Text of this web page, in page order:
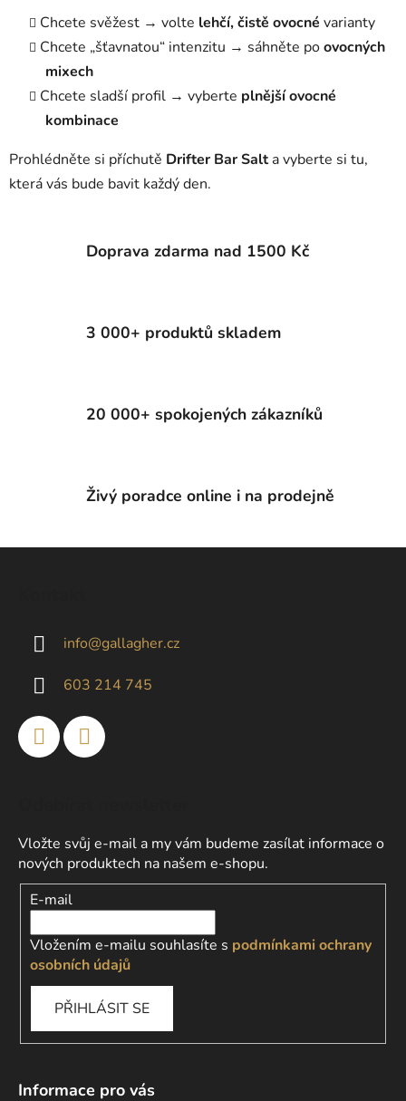
Chcete svěžest → volte lehčí, čistě ovocné varianty
Chcete „šťavnatou“ intenzitu → sáhněte poovocných
mixech
Chcete sladší profil → vyberte plnější ovocné
kombinace
Prohlédněte si příchutě Drifter Bar Salt a vyberte si tu,
která vás bude bavit každý den.
Doprava zdarma nad 1500 Kč
3 000+ produktů skladem
20 000+ spokojených zákazníků
Živý poradce online i na prodejně
info@gallagher.cz
603 214 745
Vložte svůj e-mail a my vám budeme zasílat informace o
nových produktech na našem e-shopu.
E-mail
Vložením e-mailu souhlasíte s podmínkami ochrany
osobních údajů
PŘIHLÁSIT SE
Informace pro vás